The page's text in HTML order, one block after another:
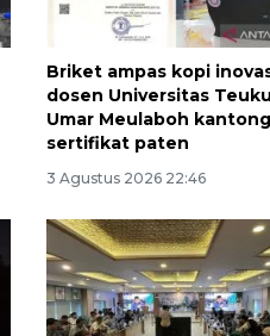
Briket ampas kopi
dosen Universitas Teuku
Umar Meulaboh
sertifikat paten
3 Agustus 2026 22:46